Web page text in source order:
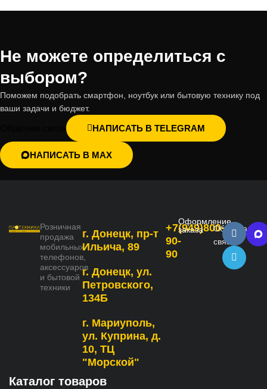
Не можете определиться с
выбором?
Поможем подобрать смартфон, ноутбук или бытовую технику под
ваши задачи и бюджет.
НАПИСАТЬ В TELEGRAM
НАПИСАТЬ В MAX
Розничная
продажа
мобильных
телефонов,
аксессуаров
и бытовой
техники
г. Донецк, пр-т
Ильича, 89
г. Донецк, ул.
Петровского,
134Б
г. Мариуполь,
ул. Куприна, д.
10, ТЦ
"Морской"
+7(949)800-
90-
90
Оформление
заказа
Обратная
связь
Каталог товаров